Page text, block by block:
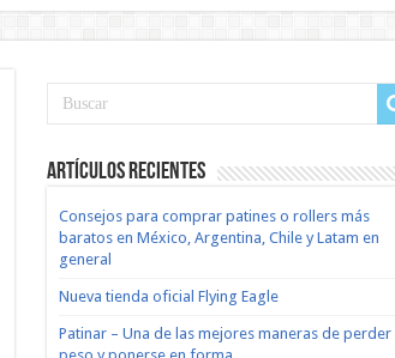
Artículos recientes
Consejos para comprar patines o rollers más
baratos en México, Argentina, Chile y Latam en
general
Nueva tienda oficial Flying Eagle
Patinar – Una de las mejores maneras de perder